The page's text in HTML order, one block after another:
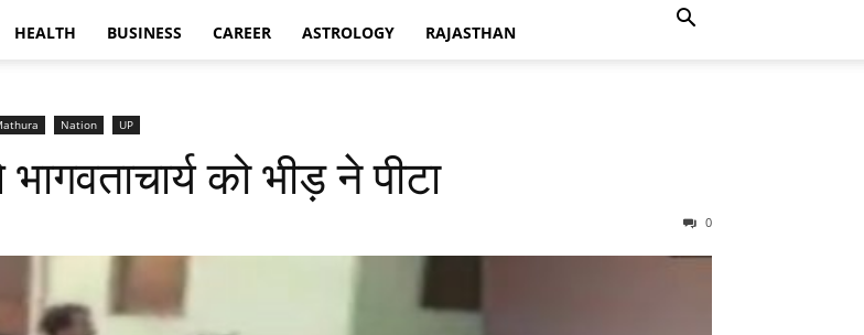
HEALTH BUSINESS CAREER ASTROLOGY RAJASTHAN
Nation UP
को भीड़ ने पीटा
0